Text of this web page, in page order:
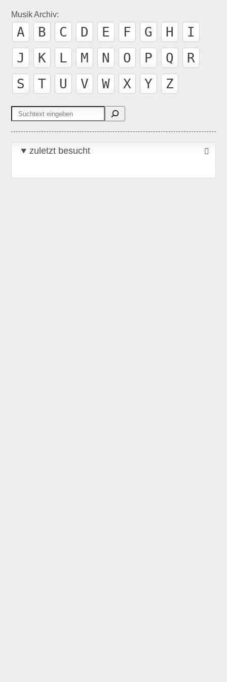
Musik Archiv:
A B C D E F G H
I
J
K L M N O P Q
R
S
T U V W X Y Z
Suchen
zuletzt besucht